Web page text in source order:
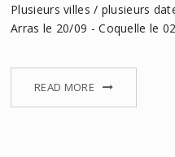
Plusieurs villes / plusieurs
Arras le 20/09 - Coquelle le
READ MORE